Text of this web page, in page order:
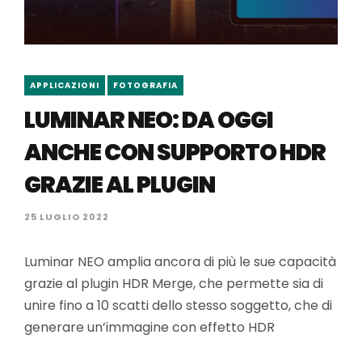
APPLICAZIONI FOTOGRAFIA
LUMINAR NEO: DA OGGI
ANCHE CON SUPPORTO HDR
GRAZIE AL PLUGIN
25 LUGLIO 2022
Luminar NEO amplia ancora di più le sue capacità
grazie al plugin HDR Merge, che permette sia di
unire fino a 10 scatti dello stesso soggetto, che di
generare un’immagine con effetto HDR